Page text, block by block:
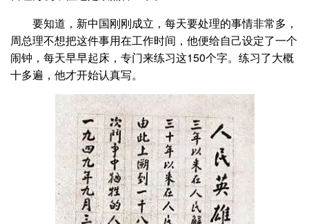
要知道，新中国刚刚成立，每天要处理的事情非常多，
周总理不想把这件事用在工作时间，他便给自己设定了一个
闹钟，每天早早起床，专门来练习这150个字。练习了大概
十多遍，他才开始认真写。